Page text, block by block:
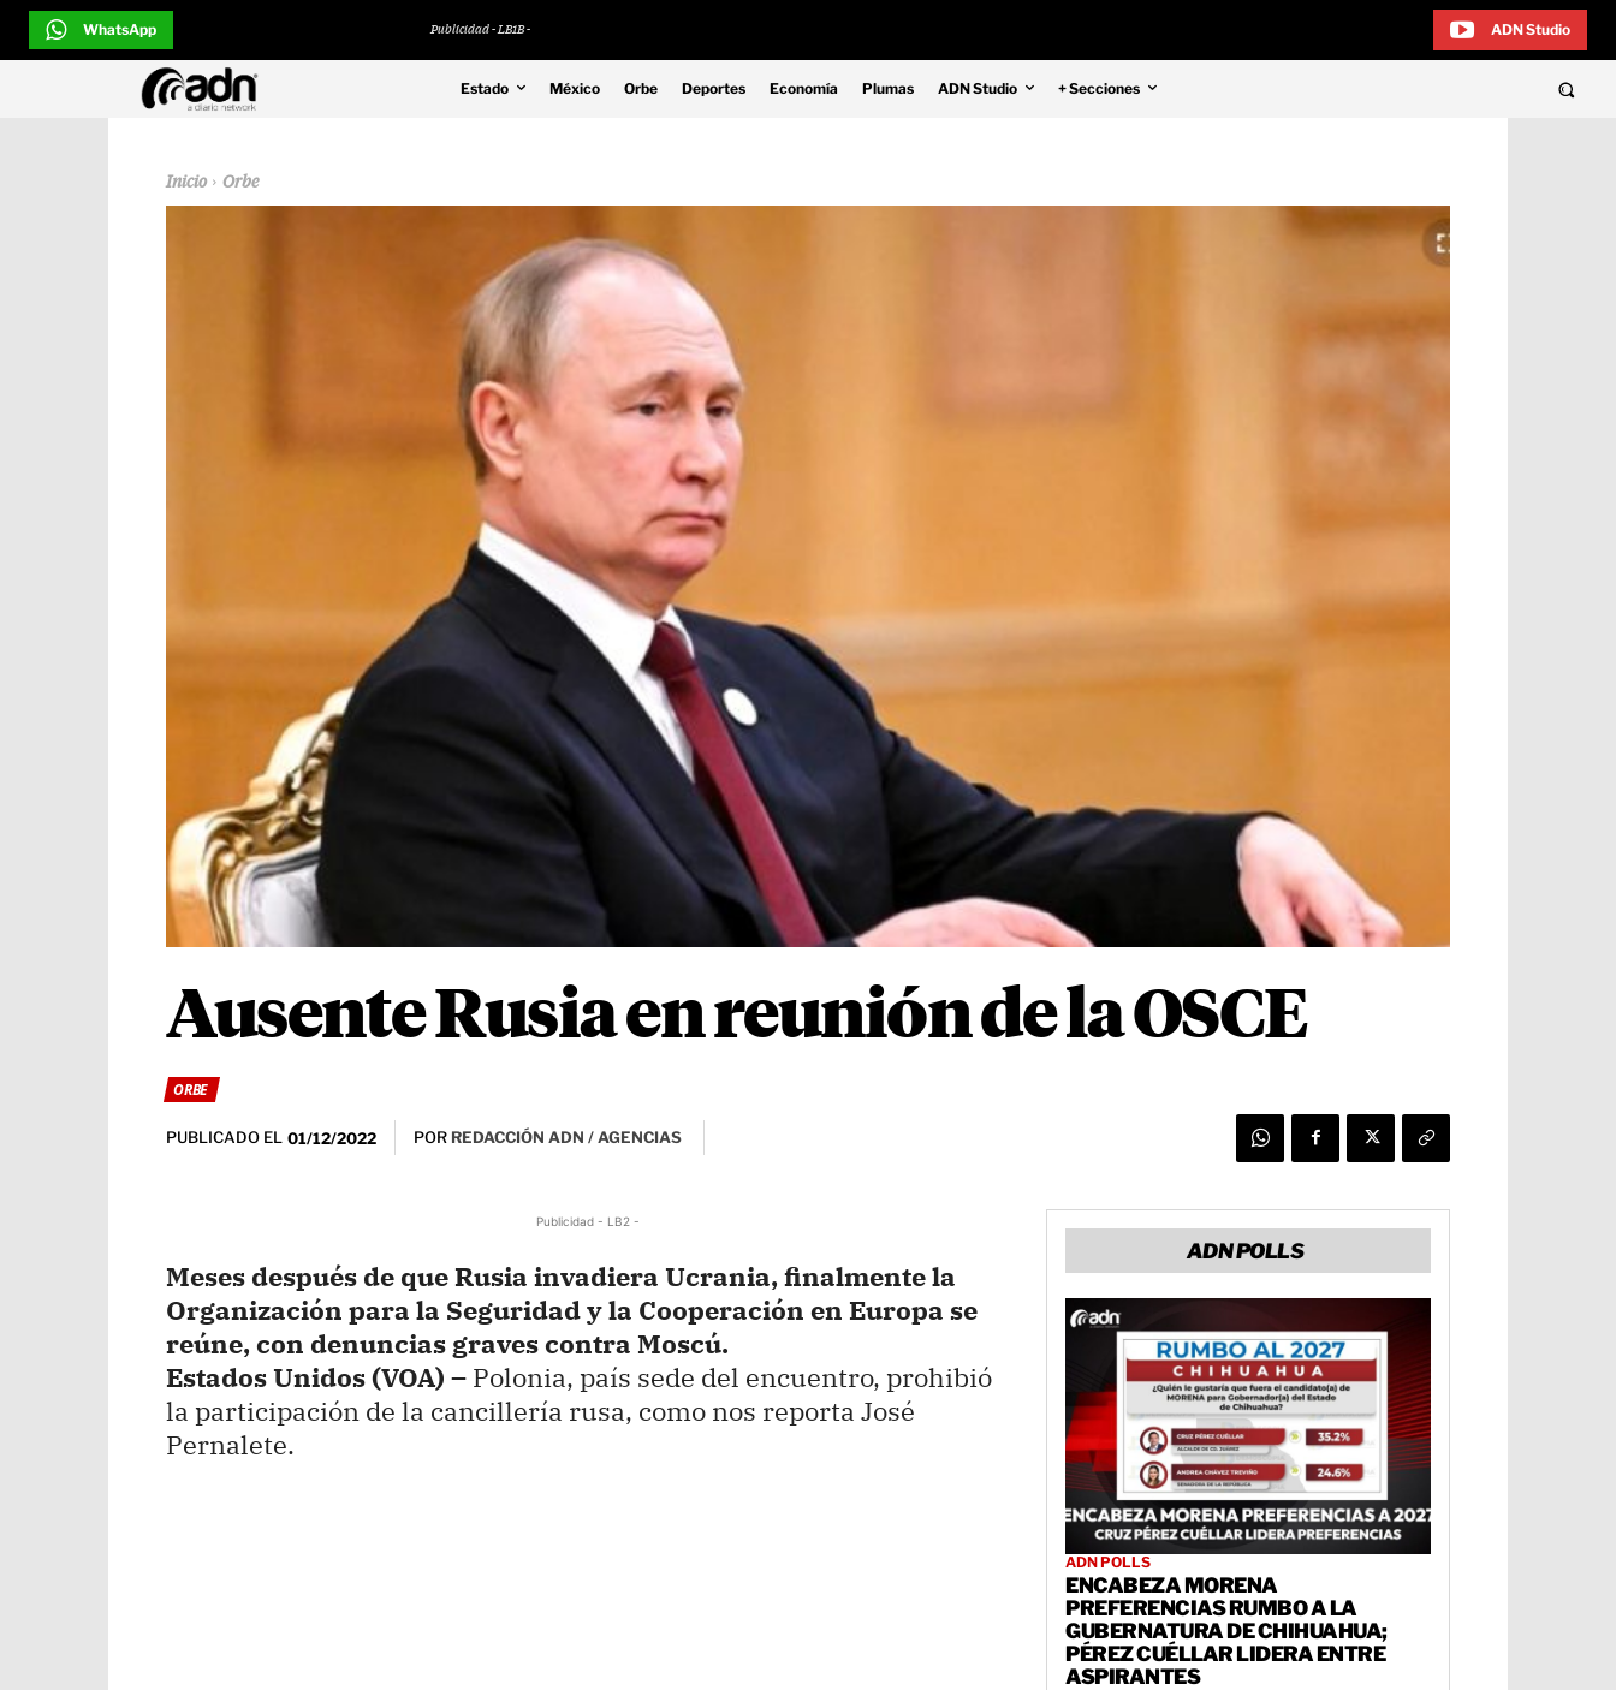
WhatsApp Publicidad - LB1B - ADN Studio
Estado México Orbe Deportes Economía Plumas ADN Studio + Secciones
Inicio Orbe
Ausente Rusia en reunión de la OSCE
ORBE
PUBLICADO EL 01/12/2022 POR REDACCIÓN ADN / AGENCIAS
Publicidad - LB2 -
Meses después de que Rusia invadiera Ucrania, finalmente la
Organización para la Seguridad y la Cooperación en Europa se
reúne, con denuncias graves contra Moscú.
Estados Unidos (VOA) – Polonia, país sede del encuentro, prohibió
la participación de la cancillería rusa, como nos reporta José
Pernalete.
ADN POLLS
ADN POLLS
ENCABEZA MORENA
PREFERENCIAS RUMBO A LA
GUBERNATURA DE CHIHUAHUA;
PÉREZ CUÉLLAR LIDERA ENTRE
ASPIRANTES